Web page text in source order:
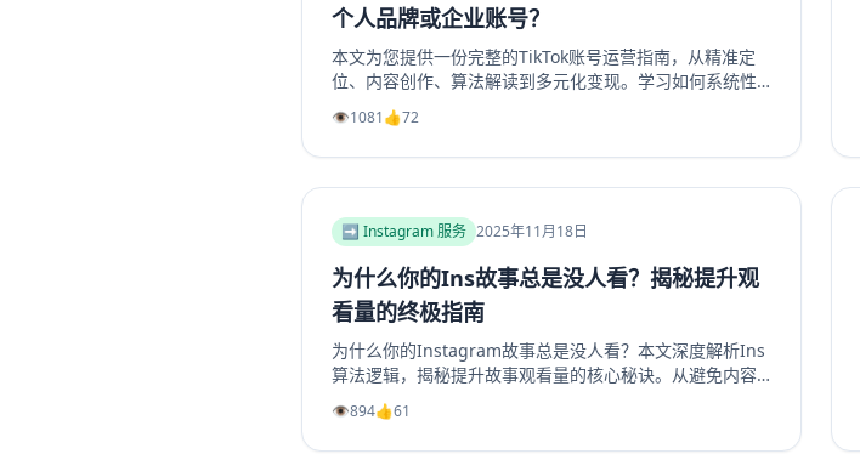
个人品牌或企业账号？
本文为您提供一份完整的TikTok账号运营指南，从精准定
位、内容创作、算法解读到多元化变现。学习如何系统性
地构建一个具有持久生命力和盈利能力的TikTok个人品牌
或企业账号，避免常见陷阱，实现商业增长。掌握核心策
略，玩转TikTok营销。
👁️1081👍72
➡️ Instagram 服务 2025年11月18日
为什么你的Ins故事总是没人看？揭秘提升观
看量的终极指南
为什么你的Instagram故事总是没人看？本文深度解析Ins
算法逻辑，揭秘提升故事观看量的核心秘诀。从避免内容
陷阱、善用投票问答等互动工具，到优化发布时机、利用
精选故事功能，我们提供一套完整的实战指南。学习如何
创作吸引眼球的开场、提供娱乐或教育价值，并有效引导
👁️894👍61